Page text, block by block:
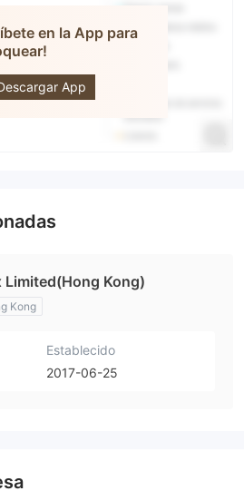
en la App para
App
REALFX
Limited(Hong Kong)
Kong
Establecido
2017-06-25